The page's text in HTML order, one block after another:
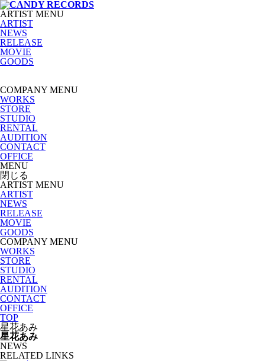
ARTIST MENU
ARTIST
NEWS
RELEASE
MOVIE
GOODS
COMPANY MENU
WORKS
STORE
STUDIO
RENTAL
AUDITION
CONTACT
OFFICE
MENU
閉じる
ARTIST MENU
ARTIST
NEWS
RELEASE
MOVIE
GOODS
COMPANY MENU
WORKS
STORE
STUDIO
RENTAL
AUDITION
CONTACT
OFFICE
TOP
星花あみ
星花あみ
NEWS
RELATED LINKS